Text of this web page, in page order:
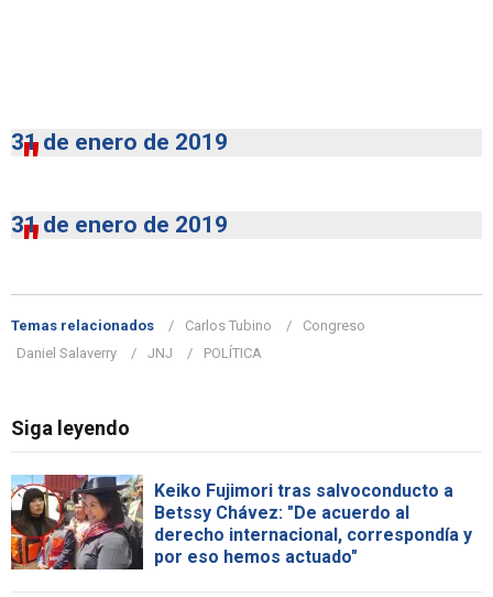
31 de enero de 2019
31 de enero de 2019
Temas relacionados Carlos Tubino
Congreso
Daniel Salaverry
JNJ POLÍTICA
Siga leyendo
Keiko Fujimori tras salvoconducto a
Betssy Chávez: "De acuerdo al
derecho internacional, correspondía y
por eso hemos actuado"